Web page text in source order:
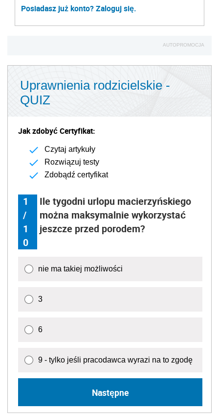
Posiadasz już konto? Zaloguj się.
AUTOPROMOCJA
Uprawnienia rodzicielskie -
QUIZ
Jak zdobyć Certyfikat:
Czytaj artykuły
Rozwiązuj testy
Zdobądź certyfikat
1
/
1
0
Ile tygodni urlopu macierzyńskiego
można maksymalnie wykorzystać
jeszcze przed porodem?
nie ma takiej możliwości
3
6
9 - tylko jeśli pracodawca wyrazi na to zgodę
Następne